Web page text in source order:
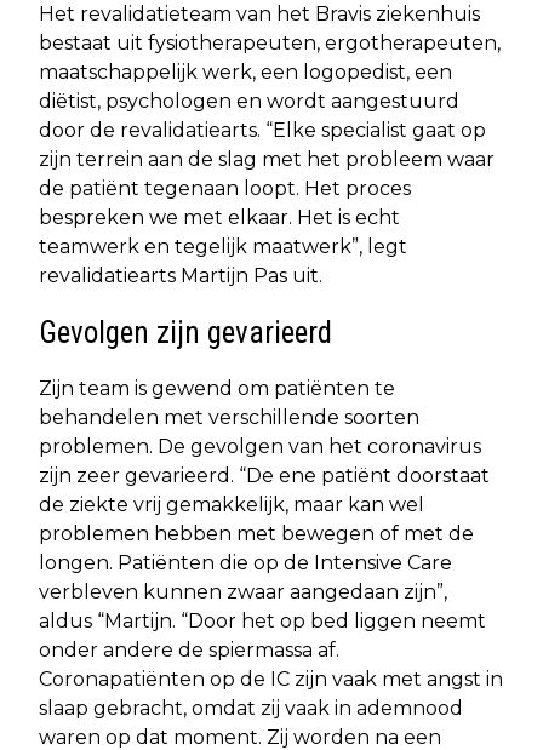
Het revalidatieteam van het Bravis ziekenhuis
bestaat uit fysiotherapeuten, ergotherapeuten,
maatschappelijk werk, een logopedist, een
diëtist, psychologen en wordt aangestuurd
door de revalidatiearts. “Elke specialist gaat op
zijn terrein aan de slag met het probleem waar
de patiënt tegenaan loopt. Het proces
bespreken we met elkaar. Het is echt
teamwerk en tegelijk maatwerk”, legt
revalidatiearts Martijn Pas uit.
Gevolgen zijn gevarieerd
Zijn team is gewend om patiënten te
behandelen met verschillende soorten
problemen. De gevolgen van het coronavirus
zijn zeer gevarieerd. “De ene patiënt doorstaat
de ziekte vrij gemakkelijk, maar kan wel
problemen hebben met bewegen of met de
longen. Patiënten die op de Intensive Care
verbleven kunnen zwaar aangedaan zijn”,
aldus “Martijn. “Door het op bed liggen neemt
onder andere de spiermassa af.
Coronapatiënten op de IC zijn vaak met angst in
slaap gebracht, omdat zij vaak in ademnood
waren op dat moment. Zij worden na een